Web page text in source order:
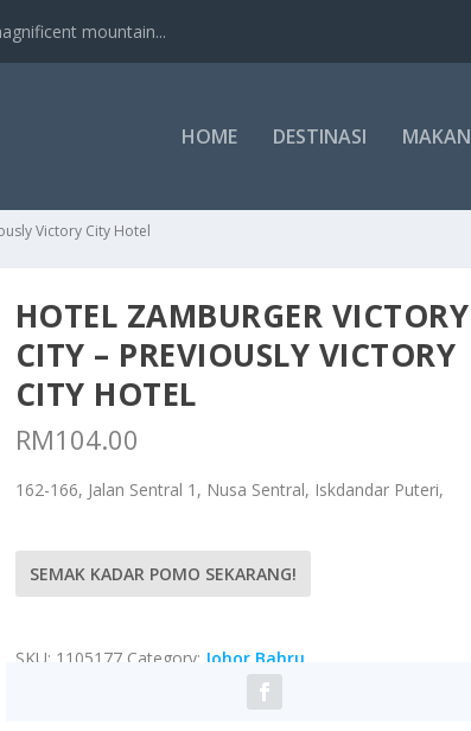
mountain...
HOME DESTINASI MAKAN
Victory City Hotel
HOTEL ZAMBURGER VICTORY
CITY – PREVIOUSLY VICTORY
CITY HOTEL
RM104.00
162-166, Jalan Sentral 1, Nusa Sentral, Iskdandar Puteri,
SEMAK KADAR POMO SEKARANG!
SKU: 1105177 Category: Johor Bahru